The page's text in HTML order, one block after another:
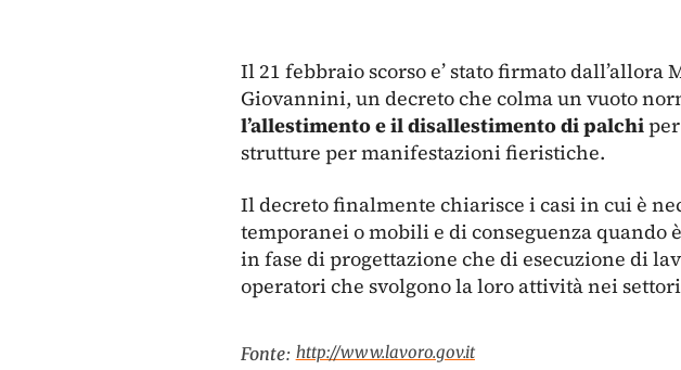
Il 21 febbraio scorso e’ stato firmato
Giovannini, un decreto che colma un vuoto
l’allestimento e il disallestimento di palchi
strutture per manifestazioni fieristiche.
Il decreto finalmente chiarisce i casi in cui è
temporanei o mobili e di conseguenza quando
in fase di progettazione che di esecuzione di
operatori che svolgono la loro attività nei
Fonte: http://www.lavoro.gov.it